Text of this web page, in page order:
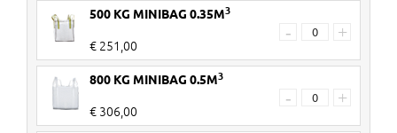
winkelwagen!
500 KG MINIBAG 0.35M3
€ 251,00
- +
800 KG MINIBAG 0.5M3
€ 306,00
- +